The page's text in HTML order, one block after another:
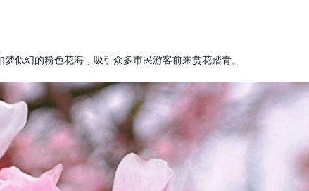
似幻的粉色花海，吸引众多市民游客前来赏花踏青。